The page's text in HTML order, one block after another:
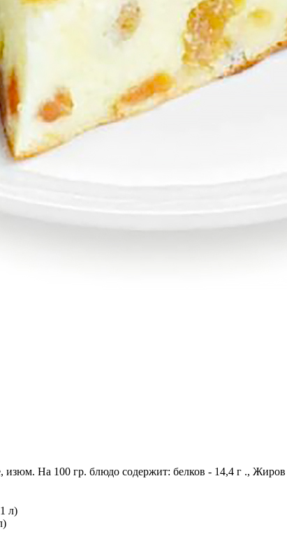
изюм. На 100 гр. блюдо содержит: белков - 14,4 г .,